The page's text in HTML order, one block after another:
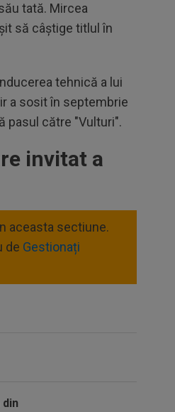
tată. Mircea
să câștige titlul în
tehnică a lui
a sosit în septembrie
pasul către "Vulturi".
invitat a
aceasta sectiune.
de Gestionați